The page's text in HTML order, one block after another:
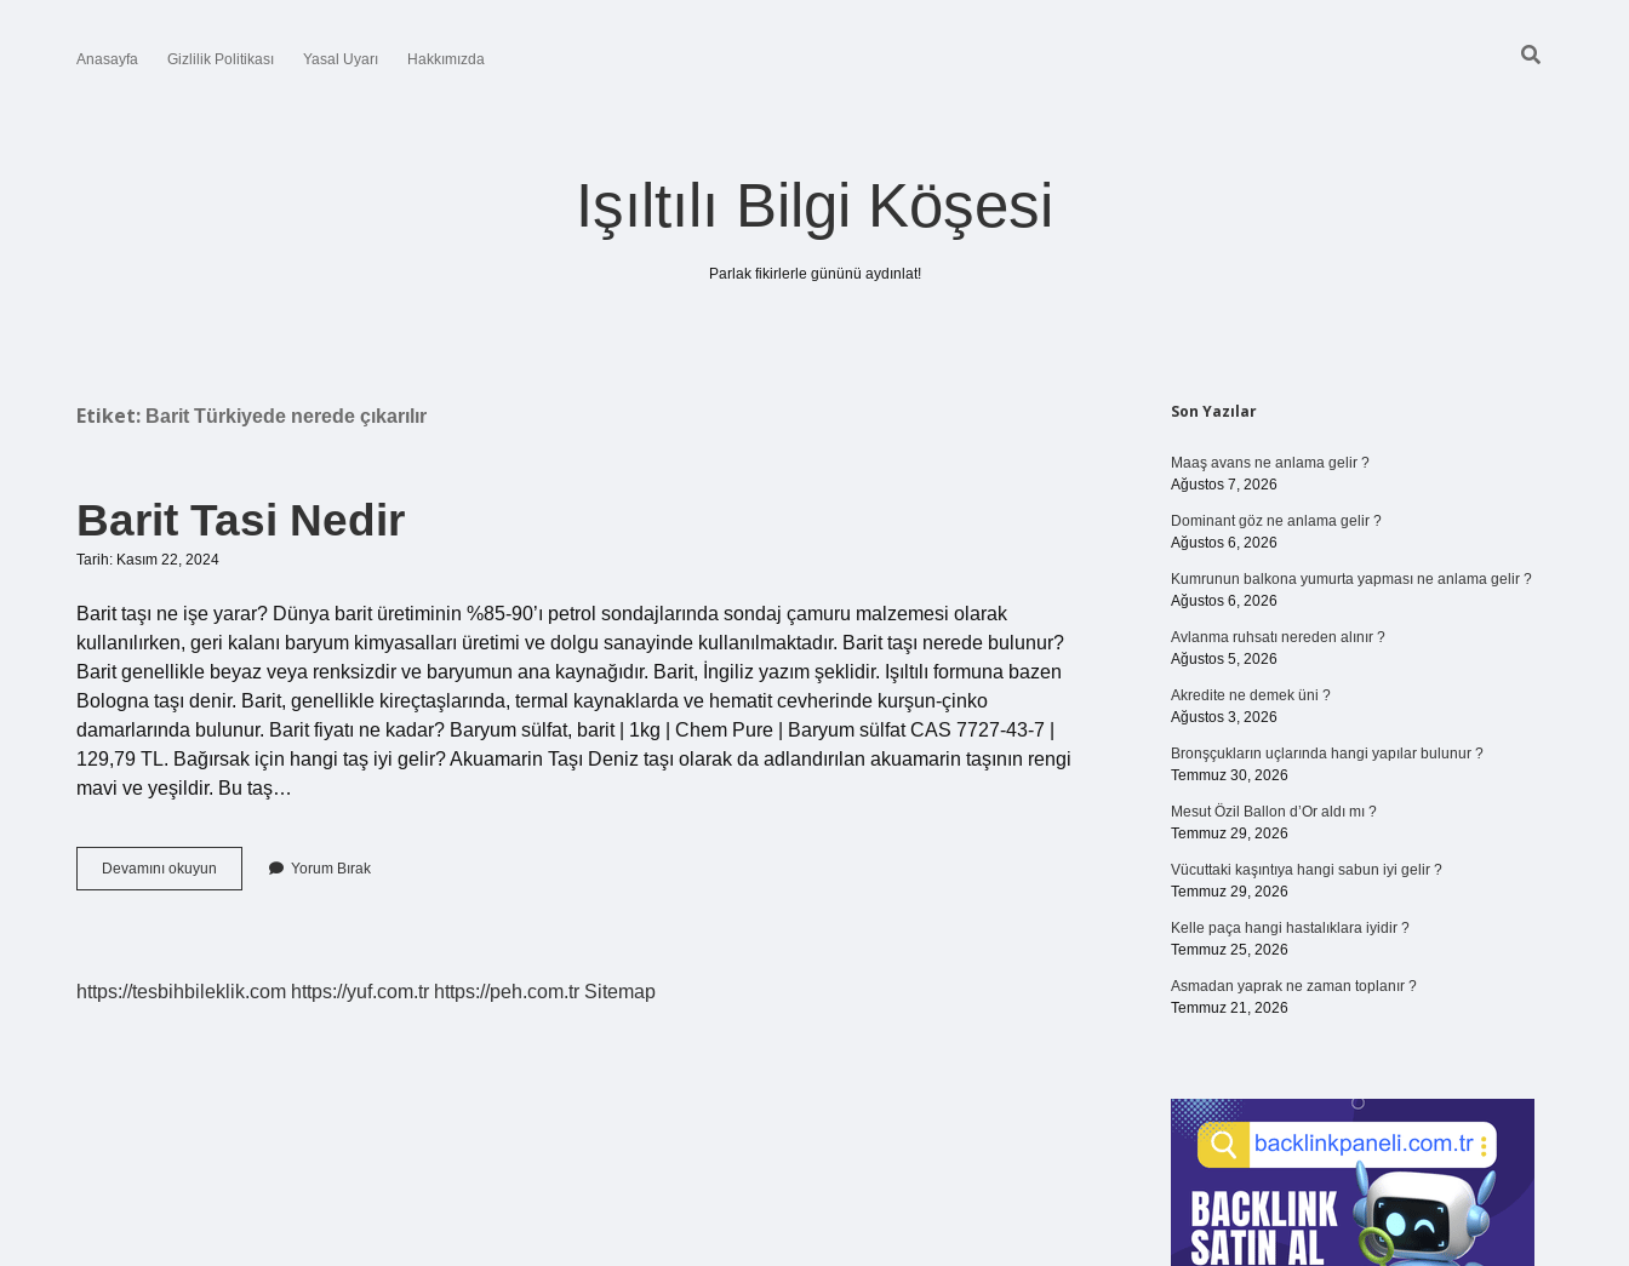
Anasayfa Gizlilik Politikası Yasal Uyarı Hakkımızda
Işıltılı Bilgi Köşesi
Parlak fikirlerle gününü aydınlat!
Etiket: Barit Türkiyede nerede çıkarılır
Barit Tasi Nedir
Tarih: Kasım 22, 2024
Barit taşı ne işe yarar? Dünya barit üretiminin %85-90’ı petrol sondajlarında sondaj çamuru malzemesi olarak
kullanılırken, geri kalanı baryum kimyasalları üretimi ve dolgu sanayinde kullanılmaktadır. Barit taşı nerede bulunur?
Barit genellikle beyaz veya renksizdir ve baryumun ana kaynağıdır. Barit, İngiliz yazım şeklidir. Işıltılı formuna bazen
Bologna taşı denir. Barit, genellikle kireçtaşlarında, termal kaynaklarda ve hematit cevherinde kurşun-çinko
damarlarında bulunur. Barit fiyatı ne kadar? Baryum sülfat, barit | 1kg | Chem Pure | Baryum sülfat CAS 7727-43-7 |
129,79 TL. Bağırsak için hangi taş iyi gelir? Akuamarin Taşı Deniz taşı olarak da adlandırılan akuamarin taşının rengi
mavi ve yeşildir. Bu taş…
Devamını okuyun
Tasi
Yorum Bırak
https://tesbihbileklik.com https://yuf.com.tr https://peh.com.tr Sitemap
Sidebar
Son Yazılar
Maaş avans ne anlama gelir ?
Ağustos 7, 2026
Dominant göz ne anlama gelir ?
Ağustos 6, 2026
Kumrunun balkona yumurta yapması ne anlama gelir ?
Ağustos 6, 2026
Avlanma ruhsatı nereden alınır ?
Ağustos 5, 2026
Akredite ne demek üni ?
Ağustos 3, 2026
Bronşçukların uçlarında hangi yapılar bulunur ?
Temmuz 30, 2026
Mesut Özil Ballon d’Or aldı mı ?
Temmuz 29, 2026
Vücuttaki kaşıntıya hangi sabun iyi gelir ?
Temmuz 29, 2026
Kelle paça hangi hastalıklara iyidir ?
Temmuz 25, 2026
Asmadan yaprak ne zaman toplanır ?
Temmuz 21, 2026